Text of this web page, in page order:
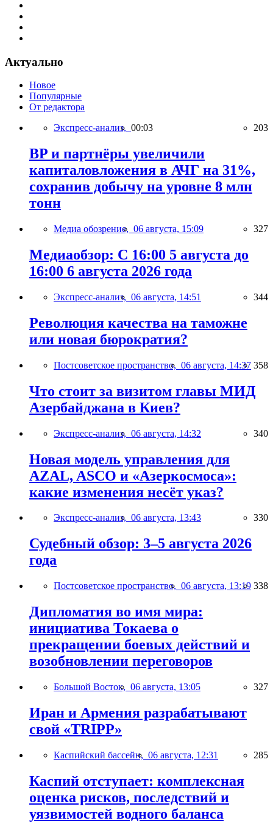
Актуально
Новое
Популярные
От редактора
Экспресс-анализ, 00:03 203
BP и партнёры увеличили
капиталовложения в АЧГ на 31%,
сохранив добычу на уровне 8 млн
тонн
Медиа обозрение, 06 августа, 15:09 327
Медиаобзор: С 16:00 5 августа до
16:00 6 августа 2026 года
Экспресс-анализ, 06 августа, 14:51 344
Революция качества на таможне
или новая бюрократия?
Постсоветское пространство, 06 августа, 14:37 358
Что стоит за визитом главы МИД
Азербайджана в Киев?
Экспресс-анализ, 06 августа, 14:32 340
Новая модель управления для
AZAL, ASCO и «Азеркосмоса»:
какие изменения несёт указ?
Экспресс-анализ, 06 августа, 13:43 330
Судебный обзор: 3–5 августа 2026
года
Постсоветское пространство, 06 августа, 13:19 338
Дипломатия во имя мира:
инициатива Токаева о
прекращении боевых действий и
возобновлении переговоров
Большой Восток, 06 августа, 13:05 327
Иран и Армения разрабатывают
свой «TRIPP»
Каспийский бассейн, 06 августа, 12:31 285
Каспий отступает: комплексная
оценка рисков, последствий и
уязвимостей водного баланса